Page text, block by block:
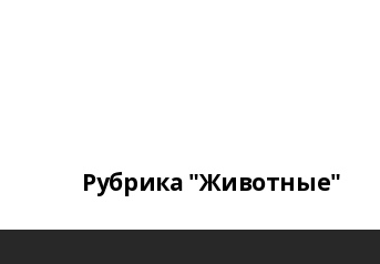
Рубрика "Животные"